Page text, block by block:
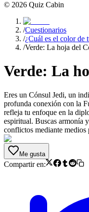
© 2026 Quiz Cabin
/Cuestionarios
/¿Cuál es el color de
/Verde: La hoja del
Verde: La
Eres un Cónsul Jedi, un
profunda conexión con la
refleja tu enfoque en la
espiritual. Buscas armonía
conflictos mediante medios
Me gusta
Compartir en: